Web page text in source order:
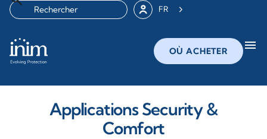
FR
OÙ ACHETER menu
Applications Security &
Comfort